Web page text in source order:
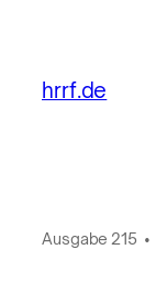
hrrf.de
Ausgabe 215 •